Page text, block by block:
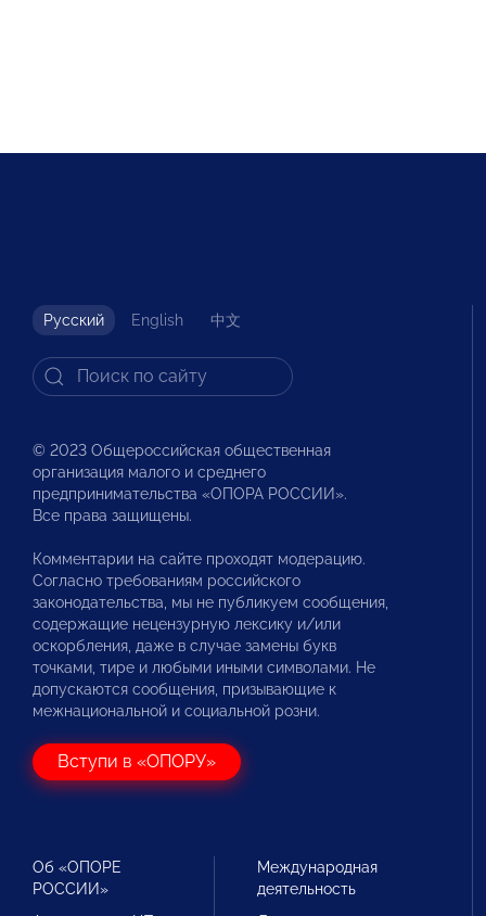
Русский English 中文
© 2023 Общероссийская общественная
организация малого и среднего
предпринимательства «ОПОРА РОССИИ».
Все права защищены.
Комментарии на сайте проходят модерацию.
Согласно требованиям российского
законодательства, мы не публикуем сообщения,
содержащие нецензурную лексику и/или
оскорбления, даже в случае замены букв
точками, тире и любыми иными символами. Не
допускаются сообщения, призывающие к
межнациональной и социальной розни.
Вступи в «ОПОРУ»
Об «ОПОРЕ
РОССИИ»
Международная
деятельность